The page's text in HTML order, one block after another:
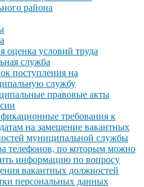
района
оценка условий труда
служба
поступления на
службу
правовые акты
требования к
на замещение вакантных
муниципальной службы
телефонов, по которым можно
информацию по вопросу
вакантных должностей
персональных данных